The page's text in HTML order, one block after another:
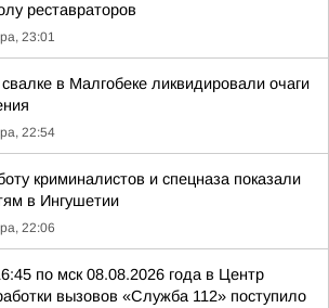
реставраторов
23:01
в Малгобеке ликвидировали очаги
22:54
криминалистов и спецназа показали
в Ингушетии
22:06
по мск 08.08.2026 года в Центр
вызовов «Служба 112» поступило